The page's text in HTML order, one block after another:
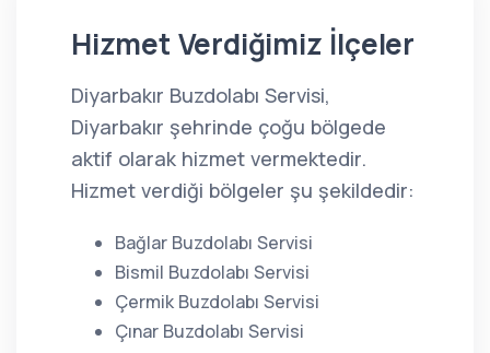
Hizmet Verdiğimiz İlçeler
Diyarbakır Buzdolabı Servisi,
Diyarbakır şehrinde çoğu bölgede
aktif olarak hizmet vermektedir.
Hizmet verdiği bölgeler şu şekildedir:
Bağlar Buzdolabı Servisi
Bismil Buzdolabı Servisi
Çermik Buzdolabı Servisi
Çınar Buzdolabı Servisi